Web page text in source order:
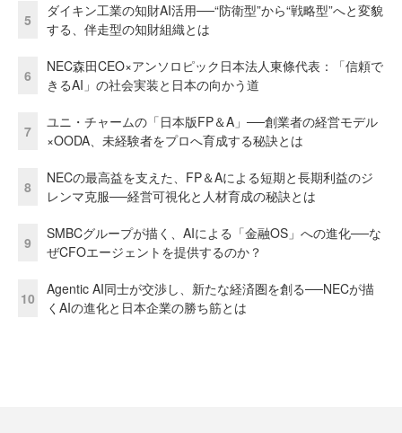
5
ダイキン工業の知財AI活用──“防衛型”から“戦略型”へと変貌
する、伴走型の知財組織とは
6
NEC森田CEO×アンソロピック日本法人東條代表：「信頼で
きるAI」の社会実装と日本の向かう道
7
ユニ・チャームの「日本版FP＆A」──創業者の経営モデル
×OODA、未経験者をプロへ育成する秘訣とは
8
NECの最高益を支えた、FP＆Aによる短期と長期利益のジ
レンマ克服──経営可視化と人材育成の秘訣とは
9
SMBCグループが描く、AIによる「金融OS」への進化──な
ぜCFOエージェントを提供するのか？
10
Agentic AI同士が交渉し、新たな経済圏を創る──NECが描
くAIの進化と日本企業の勝ち筋とは